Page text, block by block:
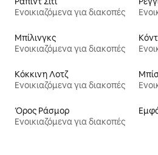
Ενοικιαζόμενα για διακοπές
Μπίλινγκς
Ενοικιαζόμενα για διακοπές
Κόκκινη Λοτζ
Ενοικιαζόμενα για διακοπές
Όρος Ράσμορ
Ενοικιαζόμενα για διακοπές